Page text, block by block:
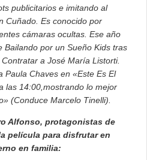
publicitarios e imitando al
Cuñado. Es conocido por
cámaras ocultas. Ese año
Bailando por un Sueño Kids tras
Contratar a José María Listorti.
Paula Chaves en «Este Es El
las 14:00,mostrando lo mejor
(Conduce Marcelo Tinelli).
Alfonso, protagonistas de
película para disfrutar en
en familia: